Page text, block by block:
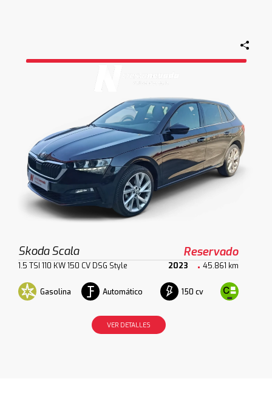
Skoda Scala Reservado
1.5 TSI 110 KW 150 CV DSG Style 2023 45.861 km
Gasolina Automático 150 cv
VER DETALLES